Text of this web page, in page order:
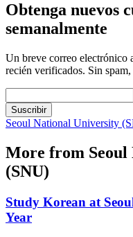
Obtenga nuevos
semanalmente
Un breve correo electrónico
recién verificados. Sin
Suscribir
Seoul National University
More from
(SNU)
Study Korean at
Year